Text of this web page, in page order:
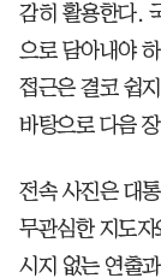
감히 활용한다.
으로 담아내야
접근은 결코 쉽
바탕으로 다음
전속 사진은 대
무관심한 지도자
시지 없는 연출